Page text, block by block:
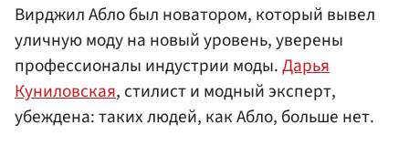
Вирджил Абло был новатором, который вывел
уличную моду на новый уровень, уверены
профессионалы индустрии моды.Дарья
Куниловская, стилист и модный эксперт,
убеждена: таких людей, как Абло, больше нет.